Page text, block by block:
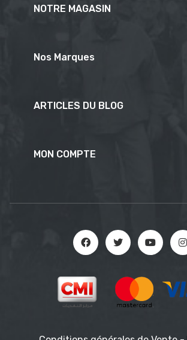
NOTRE MAGASIN
Nos Marques
ARTICLES DU BLOG
MON COMPTE